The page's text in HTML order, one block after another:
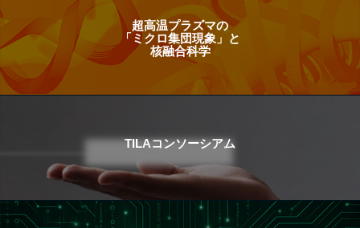
超高温プラズマの
「ミクロ集団現象」と
核融合科学
TILAコンソーシアム